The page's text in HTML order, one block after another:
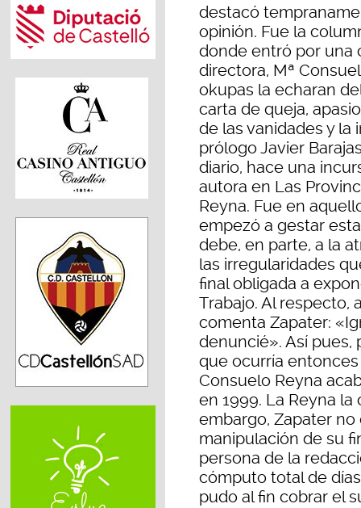
destacó
opinión. Fue la
donde entró por una
directora, Mª
okupas la echaran
carta de queja,
de las vanidades y la
prólogo Javier
diario, hace una
autora en Las
Reyna. Fue en
empezó a gestar
debe, en parte, a la
las irregularidades
final obligada a
Trabajo. Al respecto,
comenta Zapater:
denuncié». Así pues,
que ocurría entonces
Consuelo Reyna
en 1999. La Reyna la
embargo, Zapater
manipulación de su
persona de la
cómputo total de
pudo al fin cobrar el